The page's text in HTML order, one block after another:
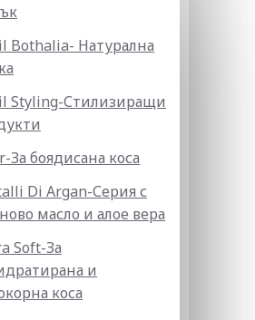
Bothalia- Натурална
Styling-Стилизиращи
За боядисана коса
Di Argan-Серия с
масло и алое вера
Soft-За
и
коса